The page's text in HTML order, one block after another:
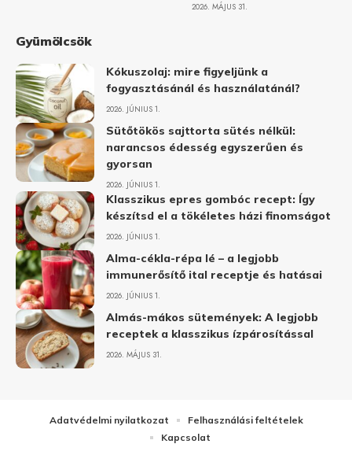
2026. MÁJUS 31.
Gyümölcsök
Kókuszolaj: mire figyeljünk a
fogyasztásánál és használatánál?
2026. JÚNIUS 1.
Sütőtökös sajttorta sütés nélkül:
narancsos édesség egyszerűen és
gyorsan
2026. JÚNIUS 1.
Klasszikus epres gombóc recept: Így
készítsd el a tökéletes házi finomságot
2026. JÚNIUS 1.
Alma-cékla-répa lé – a legjobb
immunerősítő ital receptje és hatásai
2026. JÚNIUS 1.
Almás-mákos sütemények: A legjobb
receptek a klasszikus ízpárosítással
2026. MÁJUS 31.
Adatvédelmi nyilatkozat
Felhasználási feltételek
Kapcsolat